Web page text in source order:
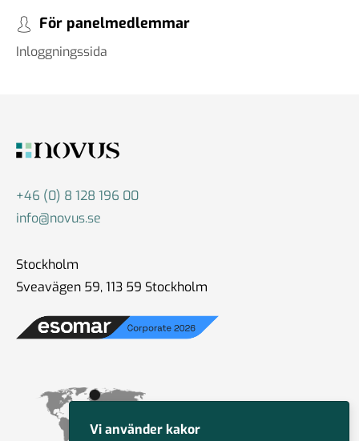
För panelmedlemmar
Inloggningssida
+46 (0) 8 128 196 00
info@novus.se
Stockholm
Sveavägen 59, 113 59 Stockholm
Vi använder kakor